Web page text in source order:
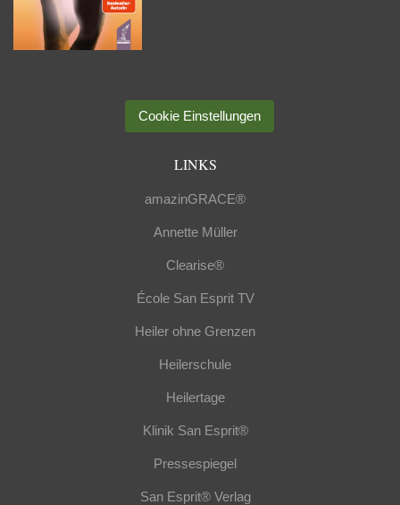
Cookie Einstellungen
LINKS
amazinGRACE®
Annette Müller
Clearise®
École San Esprit TV
Heiler ohne Grenzen
Heilerschule
Heilertage
Klinik San Esprit®
Pressespiegel
San Esprit® Verlag